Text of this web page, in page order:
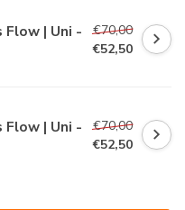
Flow | Uni -
€70,00
€52,50
Flow | Uni -
€70,00
€52,50